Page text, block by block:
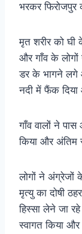
भरकर
मृत शरीर को
और गाँव के
डर के भागने
नदी में फैंक दिया
गाँव वालों ने
किया और अंतिम
लोगों ने अंग्रेजों
मृत्यु का दोषी
हिस्सा लेने जा
स्वागत किया